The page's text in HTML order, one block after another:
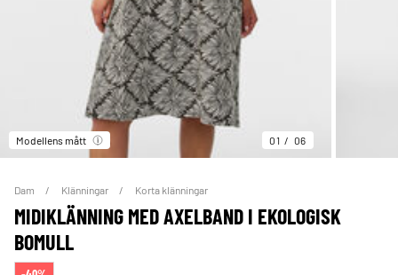
Modellens mått 01 06
Dam Klänningar Korta klänningar
MIDIKLÄNNING MED AXELBAND I EKOLOGISK
BOMULL